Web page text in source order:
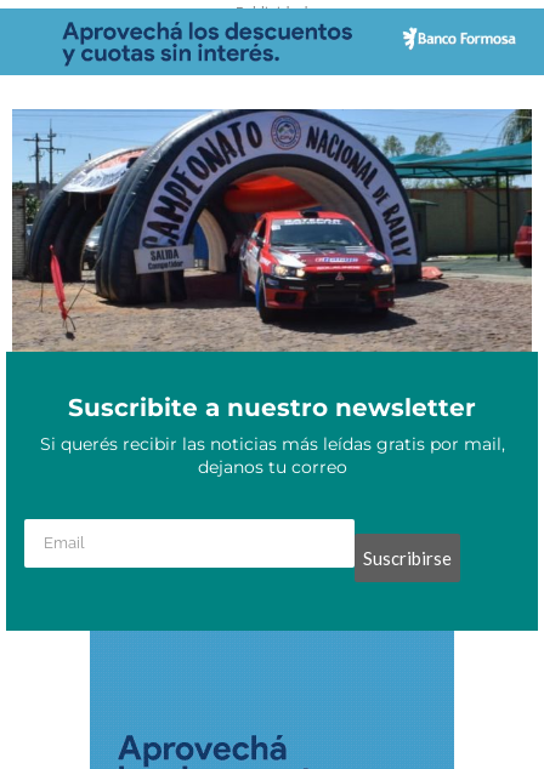
- Publicidad -
Recta final del Supercampeonato de Rally en Paraguay: días,
lugares y todo lo que tenés que saber
Octubre 25, 2021
Suscribite a nuestro newsletter
Si querés recibir las noticias más leídas gratis por mail,
dejanos tu correo
Suscribirse